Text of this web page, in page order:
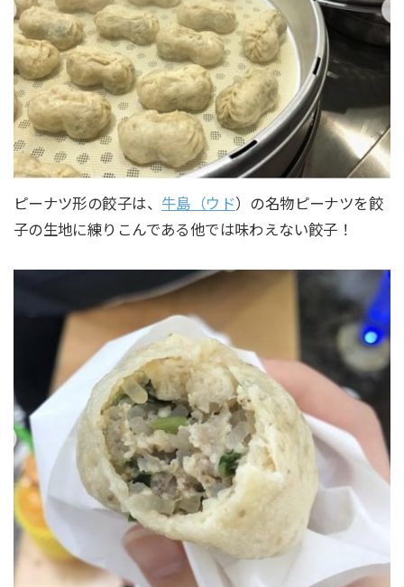
ピーナツ形の餃子は、 牛島（ウド）の名物ピーナツを餃
子の生地に練りこんである他では味わえない餃子！